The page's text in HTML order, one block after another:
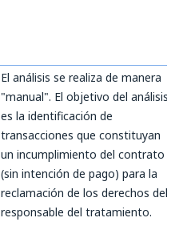
El análisis se realiza de manera
"manual". El objetivo del análisis
es la identificación de
transacciones que constituyan
un incumplimiento del contrato
(sin intención de pago) para la
reclamación de los derechos del
responsable del tratamiento.